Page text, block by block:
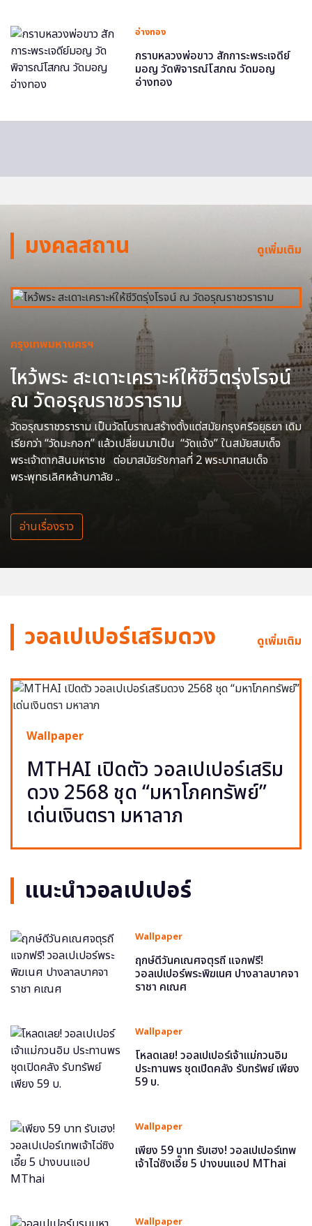
อ่างทอง
กราบหลวงพ่อขาว สักการะพระเจดีย์
มอญ วัดพิจารณ์โสภณ วัดมอญ
อ่างทอง
มงคลสถาน ดูเพิ่มเติม
กรุงเทพมหานครฯ
ไหว้พระ สะเดาะเคราะห์ให้ชีวิตรุ่งโรจน์
ณ วัดอรุณราชวราราม
วัดอรุณราชวราราม เป็นวัดโบราณสร้างตั้งแต่สมัยกรุงศรีอยุธยา เดิม
เรียกว่า “วัดมะกอก” แล้วเปลี่ยนมาเป็น “วัดแจ้ง” ในสมัยสมเด็จ
พระเจ้าตากสินมหาราช ต่อมาสมัยรัชกาลที่ 2 พระบาทสมเด็จ
พระพุทธเลิศหล้านภาลัย ..
อ่านเรื่องราว
วอลเปเปอร์เสริมดวง ดูเพิ่มเติม
Wallpaper
MTHAI เปิดตัว วอลเปเปอร์เสริม
ดวง 2568 ชุด “มหาโภคทรัพย์”
เด่นเงินตรา มหาลาภ
แนะนำวอลเปเปอร์
Wallpaper
ฤกษ์ดีวันคเณศจตุรถี แจกฟรี!
วอลเปเปอร์พระพิฆเนศ ปางลาลบาคจา
ราชา คเณศ
Wallpaper
โหลดเลย! วอลเปเปอร์เจ้าแม่กวนอิม
ประทานพร ชุดเปิดคลัง รับทรัพย์ เพียง
59 บ.
Wallpaper
เพียง 59 บาท รับเฮง! วอลเปเปอร์เทพ
เจ้าไฉ่ซิงเอี๊ย 5 ปางบนแอป MThai
Wallpaper